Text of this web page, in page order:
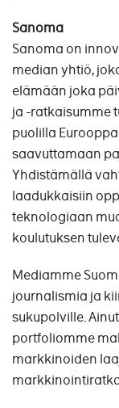
Sanoma
Sanoma on
median yhtiö,
elämään joka
ja -ratkaisumme
puolilla
saavuttamaan
Yhdistämällä
laadukkaisiin
teknologiaan
koulutuksen
Mediamme
journalismia ja
sukupolville.
portfoliomme
markkinoiden